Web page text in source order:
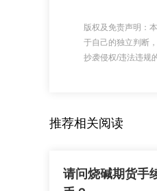
版权及免责声明：
于自己的独立判断
抄袭侵权/违法违规
推荐相关阅读
请问烧碱期货手